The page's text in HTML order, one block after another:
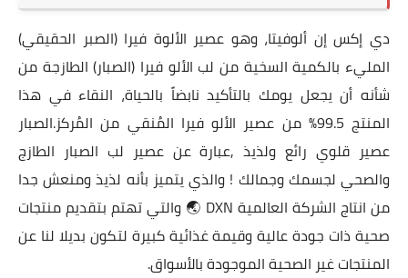
دي إكس إن ألوفيتا، وهو عصير الألوة فيرا (الصبر الحقيقي)
المليء بالكمية السخية من لب الألو فيرا (الصبار) الطازجة من
شأنه أن يجعل يومك بالتأكيد نابضاً بالحياة، النقاء في هذا
المنتج 99.5% من عصير الألو فيرا المُنقي من المُركز.
الصبار
عصير قلوي رائع ولذيذ ,عبارة عن عصير لب الصبار الطازج
والصحي لجسمك وجمالك ! والذي يتميز بأنه لذيذ ومنعش جدا
من انتاج الشركة العالمية DXN 🌏 والتي تهتم بتقديم منتجات
صحية ذات جودة عالية وقيمة غذائية كبيرة لتكون بديلا لنا عن
المنتجات غير الصحية الموجودة بالأسواق.